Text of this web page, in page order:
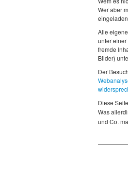
Wer aber
Alle
unter einer
fremde
Bilder)
Der
Diese
Was
und Co.